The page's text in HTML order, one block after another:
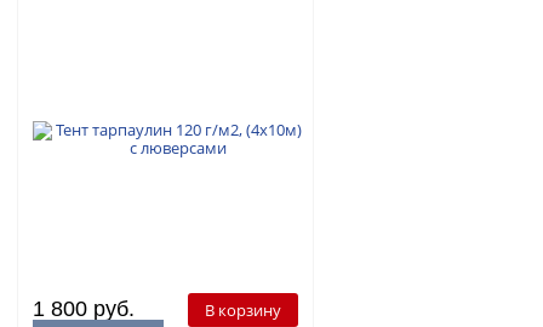
1 800 руб.
В корзину